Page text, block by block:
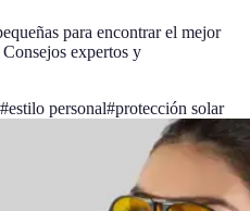
para encontrar el mejor
expertos y
#estilo personal#protección solar